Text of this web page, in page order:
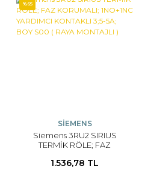
%65
SİEMENS
Siemens 3RU2 SIRIUS
TERMİK RÖLE; FAZ
YARDIMCI KONTAKLI 3;5-
1.536,78 TL